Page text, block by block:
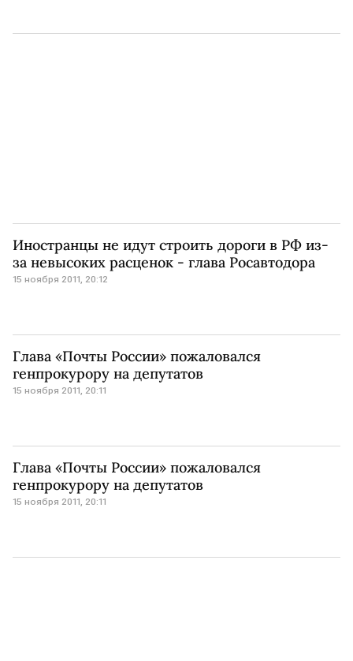
Иностранцы не идут строить дороги в РФ из-
за невысоких расценок - глава Росавтодора
15 ноября 2011, 20:12
Глава «Почты России» пожаловался
генпрокурору на депутатов
15 ноября 2011, 20:11
Глава «Почты России» пожаловался
генпрокурору на депутатов
15 ноября 2011, 20:11